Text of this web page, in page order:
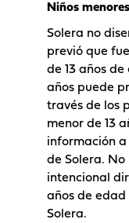
Niños
Solera no
previó que
de 13 años
años puede
través de los
menor de 13
información
de Solera.
intencional
años de
Solera.